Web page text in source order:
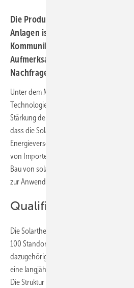
Die Produktionsbasis in der EU
Anlagen ist groß. Mit einer neuen
Kommunikationskampagne will
Aufmerksamkeit auf diese
Nachfrage ankurbeln.
Unter dem Motto „Solarthermie – eine in
Technologie“ startet Solar Heat Europe
Stärkung der europäischen Produktion.
dass die Solarthermie eine tragende
Energieversorgung der Zukunft ist. Mit
von Importen und die industrielle
Bau von solarthermischen Anlagen
zur Anwendung kommen.
Qualifizierte
Die Solarthermie-Industrie in Europa ist
100 Standorten werden solarthermische
dazugehörigen Komponenten hergestellt.
eine langjährige europäische
Die Struktur der Industrie basiert dabei